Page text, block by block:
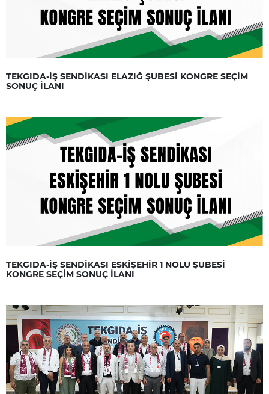
TEKGIDA-İŞ SENDİKASI ELAZIĞ ŞUBESİ KONGRE SEÇİM
SONUÇ İLANI
TEKGIDA-İŞ SENDİKASI ESKİŞEHİR 1 NOLU ŞUBESİ
KONGRE SEÇİM SONUÇ İLANI